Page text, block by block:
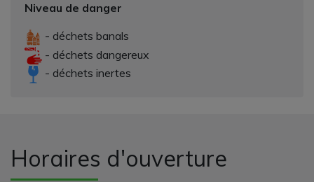
Niveau de danger
- déchets banals
- déchets dangereux
- déchets inertes
Horaires d'ouverture